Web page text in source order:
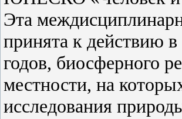
Эта
принята к действию в
годов, биосферного
местности, на
исследования